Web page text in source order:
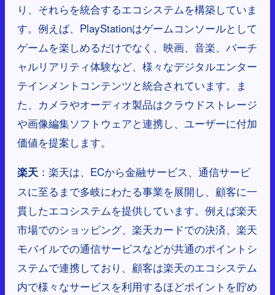
り、それらを統合するエコシステムを構築していま
す。例えば、PlayStationはゲームコンソールとして
ゲームを楽しめるだけでなく、映画、音楽、バーチ
ャルリアリティ体験など、様々なデジタルエンター
テインメントコンテンツと統合されています。ま
た、カメラやオーディオ製品はクラウドストレージ
や画像編集ソフトウェアと連携し、ユーザーに付加
価値を提案します。
楽天 ：楽天は、ECから金融サービス、通信サービ
スに至るまで多岐にわたる事業を展開し、顧客に一
貫したエコシステムを提供しています。例えば楽天
市場でのショッピング、楽天カードでの決済、楽天
モバイルでの通信サービスなどが共通のポイントシ
ステムで連携しており、顧客は楽天のエコシステム
内で様々なサービスを利用するほどポイントを貯め